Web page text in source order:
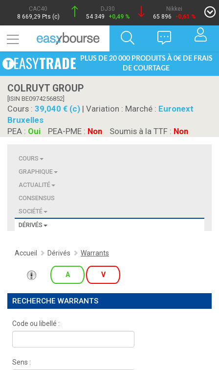
CAC40
8 669,29 Pts (c)
DJ30
54 349
+0,49 %
Nikkei
65 896
-0,61 %
PLUS DE 20 000 PRODUITS À 0€ DE FRAIS
DE COURTAGE
COLRUYT GROUP
[ISIN BE0974256852]
Cours : 39,040 € (c) | Variation : Marché : Euronext
Bruxelles
PEA : Oui PEA-PME : Non Soumis à la TTF : Non
COURS
GRAPHIQUE
ACTUALITÉ
CONSENSUS
SOCIÉTÉ
DÉRIVÉS
Accueil Dérivés Warrants
A V
RECHERCHE WARRANTS
Code ou libellé :
Sens :